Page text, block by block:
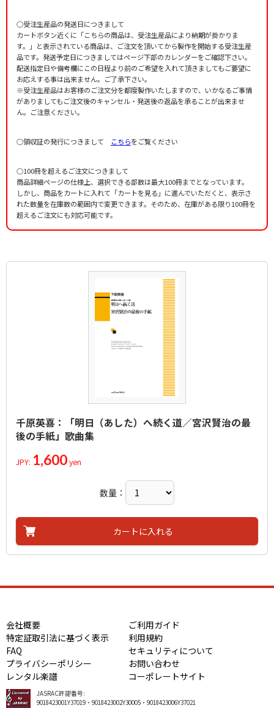
○受注生産品の発送日につきまして
カートボタン近くに「こちらの商品は、受注生産品により納期が掛かりま
す。」と表示されている商品は、ご注文を頂いてから製作を開始する受注生産
品です。発送予定日につきましてはページ下部のカレンダーをご確認下さい。
配送指定日や備考欄にこの日程より前のご希望を入れて頂きましてもご要望に
お応えする事は出来ません。ご了承下さい。
※受注生産品はお客様のご注文分を都度製作いたしますので、いかなるご事情
がありましてもご注文後のキャンセル・発送後の返品を承ることが出来ませ
ん。ご注意ください。
○領収証の発行につきまして こちらをご覧ください
○100冊を超えるご注文につきまして
商品詳細ページの仕様上、選択できる部数は最大100冊までとなっています。
しかし、商品をカートに入れて「カートを見る」に進んでいただくと、表示さ
れた数量を在庫数の範囲内で変更できます。そのため、在庫がある限り100冊を
超えるご注文にも対応可能です。
千原英喜：「明日（あした）へ続く道／宮沢賢治の最
後の手紙」歌曲集
JPY: 1,600yen
数量：
カートに入れる
会社概要
ご利用ガイド
特定証取引法に基づく表示
利用規約
FAQ
セキュリティについて
プライバシーポリシー
お問い合わせ
レンタル楽譜
コーポレートサイト
JASRAC許諾番号:
9018423001Y37019・9018423002Y30005・9018423006Y37021